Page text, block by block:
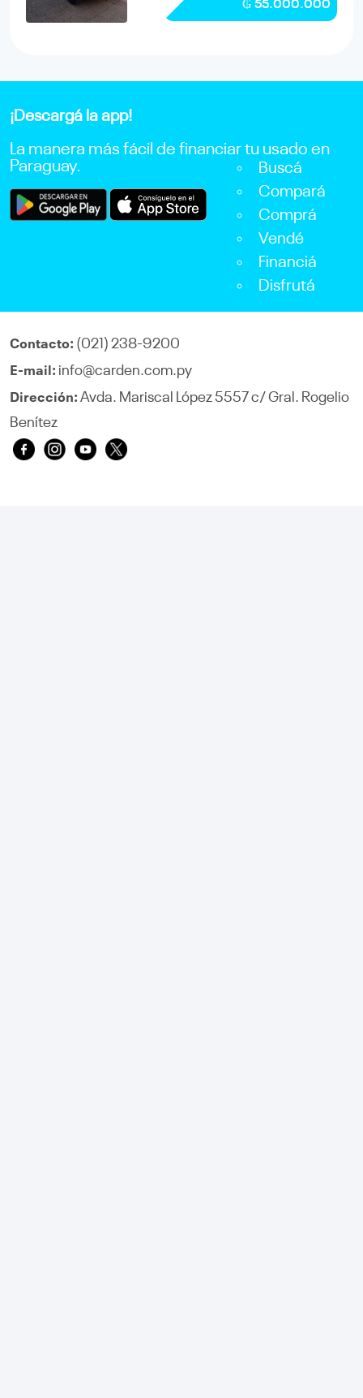
₲ 55.000.000
¡Descargá la app!
La manera más fácil de financiar tu usado en
Paraguay.
Buscá
Compará
Comprá
Vendé
Financiá
Disfrutá
Contacto: (021) 238-9200
E-mail: info@carden.com.py
Dirección: Avda. Mariscal López 5557 c/ Gral. Rogelio
Benítez